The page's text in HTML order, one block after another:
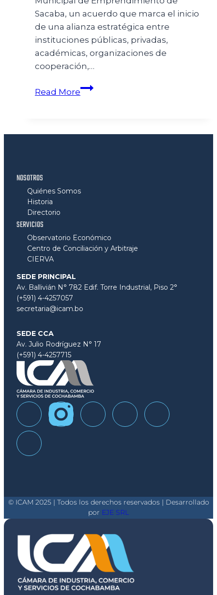
Sacaba, un acuerdo que marca el inicio
de una alianza estratégica entre
instituciones públicas, privadas,
académicas, organizaciones de
cooperación,…
Read More
NOSOTROS
Quiénes Somos
Historia
Directorio
SERVICIOS
Observatorio Económico
Centro de Conciliación y Arbitraje
CIERVA
SEDE PRINCIPAL
Av. Ballivián N° 782 Edif. Torre Industrial, Piso 2°
(+591) 4-4257057
secretaria@icam.bo
SEDE CCA
Av. Julio Rodríguez N° 17
(+591) 4-4257715
© ICAM 2025 | Todos los derechos reservados | Desarrollado
por EJE SRL